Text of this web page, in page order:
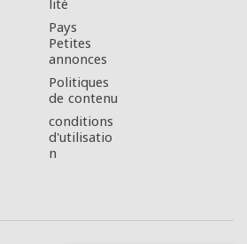
Pays
Petites
annonces
Politiques
de contenu
conditions
d'utilisatio
n